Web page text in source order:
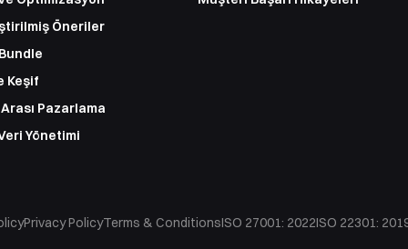
Öneriler
Keşif
Pazarlama
Yönetimi
Privacy PolicyTerms & ConditionsISO 27001: 2022ISO 22301: